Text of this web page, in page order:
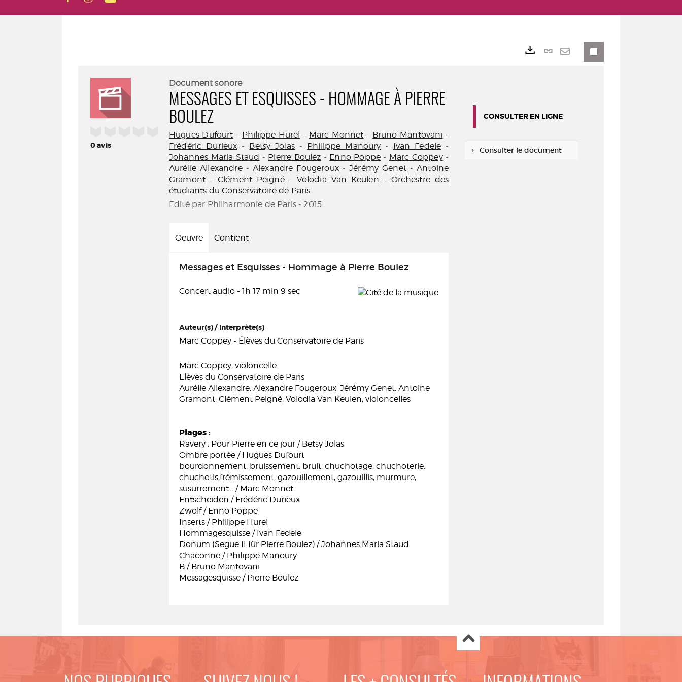
0avis
Document sonore
MESSAGES ET ESQUISSES - HOMMAGE À PIERRE
BOULEZ
Hugues Dufourt - Philippe Hurel - Marc Monnet - Bruno Mantovani -
Frédéric Durieux - Betsy Jolas - Philippe Manoury - Ivan Fedele -
Johannes Maria Staud - Pierre Boulez - Enno Poppe - Marc Coppey-
Aurélie Allexandre- Alexandre Fougeroux-Jérémy Genet-Antoine
Gramont - Clément Peigné- Volodia Van Keulen - Orchestre des
étudiants du Conservatoire de Paris
Edité par Philharmonie de Paris - 2015
Oeuvre Contient
Messages et Esquisses - Hommage à Pierre Boulez
Concert audio - 1h 17 min 9 sec
Auteur(s) / Interprète(s)
Marc Coppey - Élèves du Conservatoire de Paris
Marc Coppey, violoncelle
Elèves du Conservatoire de Paris
Aurélie Allexandre, Alexandre Fougeroux, Jérémy Genet, Antoine
Gramont, Clément Peigné, Volodia Van Keulen, violoncelles
Plages :
Ravery : Pour Pierre en ce jour / Betsy Jolas
Ombre portée / Hugues Dufourt
bourdonnement, bruissement, bruit, chuchotage, chuchoterie,
chuchotis,frémissement, gazouillement, gazouillis, murmure,
susurrement... / Marc Monnet
Entscheiden / Frédéric Durieux
Zwölf / Enno Poppe
Inserts / Philippe Hurel
Hommagesquisse / Ivan Fedele
Donum (Segue II für Pierre Boulez) / Johannes Maria Staud
Chaconne / Philippe Manoury
B / Bruno Mantovani
Messagesquisse / Pierre Boulez
Lien
CONSULTER EN LIGNE
Consulter le document